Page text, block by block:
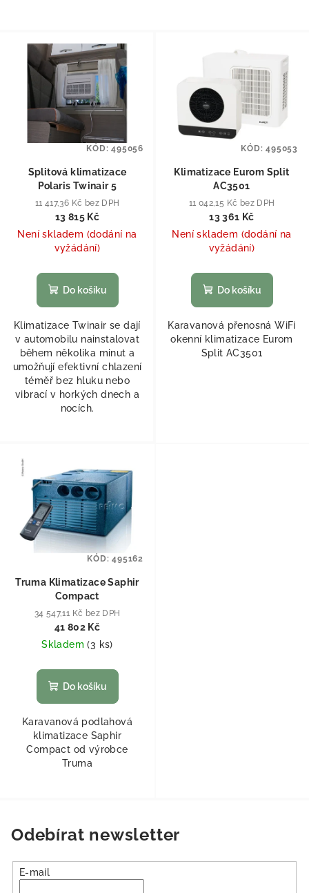
Splitová klimatizace
Polaris Twinair 5
11 417,36 Kč bez DPH
13 815 Kč
Není skladem (dodání na
vyžádání)
Do košíku
Klimatizace Twinair se dají
v automobilu nainstalovat
během několika minut a
umožňují efektivní chlazení
téměř bez hluku nebo
vibrací v horkých dnech a
nocích.
KÓD:495056
Klimatizace Eurom Split
AC3501
11 042,15 Kč bez DPH
13 361 Kč
Není skladem (dodání na
vyžádání)
Do košíku
Karavanová přenosná WiFi
okenní klimatizace Eurom
Split AC3501
KÓD:495053
Truma Klimatizace Saphir
Compact
34 547,11 Kč bez DPH
41 802 Kč
Skladem(3 ks)
Do košíku
Karavanová podlahová
klimatizace Saphir
Compact od výrobce
Truma
KÓD:495162
Odebírat newsletter
E-mail